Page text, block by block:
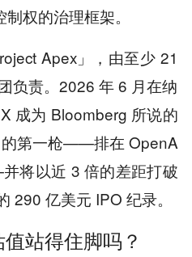
权的治理框架。
Apex」，由至少 21
负责。2026 年 6 月在纳
成为 Bloomberg 所说的
的第一枪——排在 OpenA
将以近 3 倍的差距打破
290 亿美元 IPO 纪录。
站得住脚吗？